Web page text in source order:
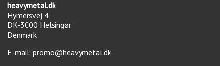
heavymetal.dk
Hymersvej 4
DK-3000 Helsingør
Denmark
E-mail: promo@heavymetal.dk